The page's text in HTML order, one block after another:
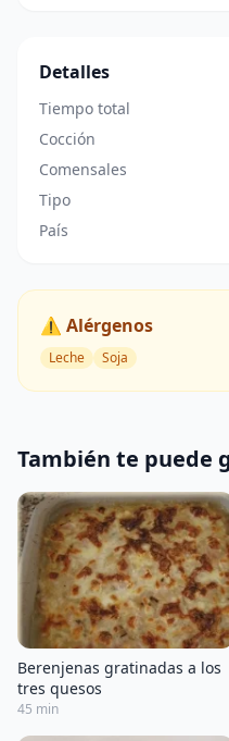
Detalles
Tiempo total
Cocción
Comensales
Tipo
País
⚠️ Alérgenos
Leche Soja
También te puede
Berenjenas gratinadas a los
tres quesos
45 min